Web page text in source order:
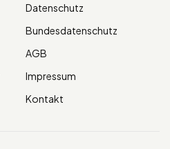
Datenschutz
Bundesdatenschutz
AGB
Impressum
Kontakt